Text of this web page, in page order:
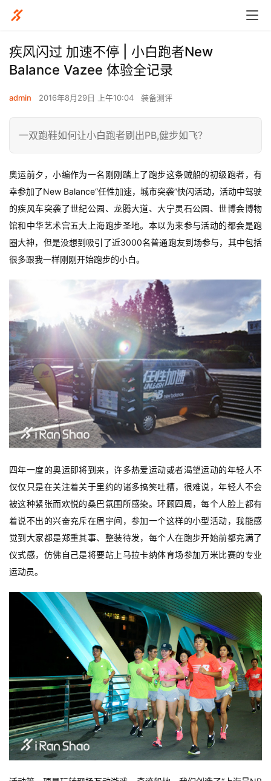
疾风闪过 加速不停 | 小白跑者New
Balance Vazee 体验全记录
admin 2016年8月29日 上午10:04 装备测评
一双跑鞋如何让小白跑者刷出PB,健步如飞？
奥运前夕，小编作为一名刚刚踏上了跑步这条贼船的初级跑者，有
幸参加了New Balance“任性加速，城市突袭”快闪活动，活动中驾驶
的疾风车突袭了世纪公园、龙腾大道、大宁灵石公园、世博会博物
馆和中华艺术宫五大上海跑步圣地。本以为来参与活动的都会是跑
圈大神，但是没想到吸引了近3000名普通跑友到场参与，其中包括
很多跟我一样刚刚开始跑步的小白。
四年一度的奥运即将到来，许多热爱运动或者渴望运动的年轻人不
仅仅只是在关注着关于里约的诸多搞笑吐槽，很难说，年轻人不会
被这种紧张而欢悦的桑巴氛围所感染。环顾四周，每个人脸上都有
着说不出的兴奋充斥在眉宇间，参加一个这样的小型活动，我能感
觉到大家都是郑重其事、整装待发，每个人在跑步开始前都充满了
仪式感，仿佛自己是将要站上马拉卡纳体育场参加万米比赛的专业
运动员。